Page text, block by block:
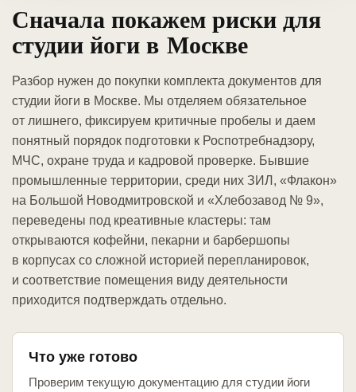
Сначала покажем риски для
студии йоги в Москве
Разбор нужен до покупки комплекта документов для
студии йоги в Москве. Мы отделяем обязательное
от лишнего, фиксируем критичные пробелы и даем
понятный порядок подготовки к Роспотребнадзору,
МЧС, охране труда и кадровой проверке. Бывшие
промышленные территории, среди них ЗИЛ, «Флакон»
на Большой Новодмитровской и «Хлебозавод № 9»,
переведены под креативные кластеры: там
открываются кофейни, пекарни и барбершопы
в корпусах со сложной историей перепланировок,
и соответствие помещения виду деятельности
приходится подтверждать отдельно.
Что уже готово
Проверим текущую документацию для студии йоги